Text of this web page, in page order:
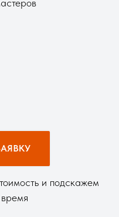
и подскажем